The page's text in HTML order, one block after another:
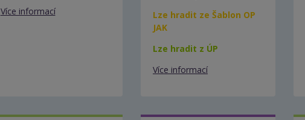
Více informací
Lze hradit ze Šablon OP
JAK
Lze hradit z ÚP
Více informací